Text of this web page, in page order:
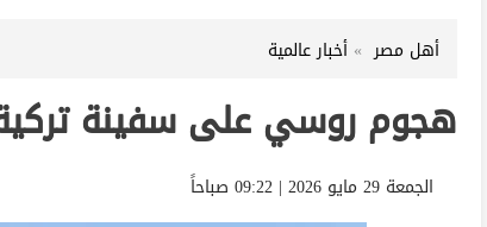
أهل مصر أخبار عالمية
هجوم روسي على سفينة
الجمعة 29 مايو 2026 | 09:22 صباحاً